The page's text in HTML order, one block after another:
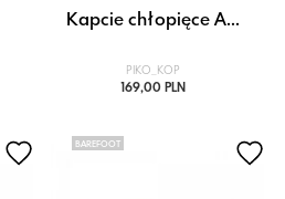
Kapcie chłopięce A...
PIKO_KOP
169,00 PLN
BAREFOOT